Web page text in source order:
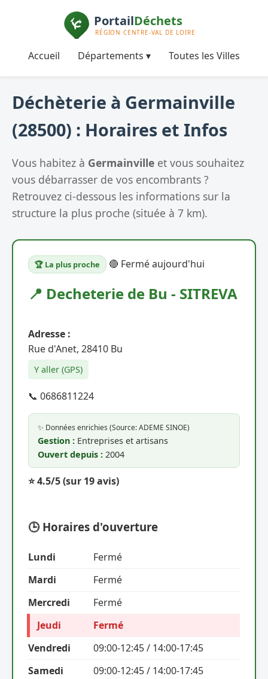
Accueil Départements ▾ Toutes les Villes
Déchèterie à Germainville
(28500) : Horaires et Infos
Vous habitez à Germainville et vous souhaitez
vous débarrasser de vos encombrants ?
Retrouvez ci-dessous les informations sur la
structure la plus proche (située à 7 km).
🏆 La plus proche 🔴 Fermé aujourd'hui
📍 Decheterie de Bu - SITREVA
Adresse :
Rue d'Anet, 28410 Bu
Y aller (GPS)
📞 0686811224
✨ Données enrichies (Source: ADEME SINOE)
Gestion : Entreprises et artisans
Ouvert depuis : 2004
⭐ 4.5/5(sur 19 avis)
🕒 Horaires d'ouverture
Lundi
Fermé
Mardi
Fermé
Mercredi
Fermé
Jeudi
Fermé
Vendredi
09:00-12:45 / 14:00-17:45
Samedi
09:00-12:45 / 14:00-17:45